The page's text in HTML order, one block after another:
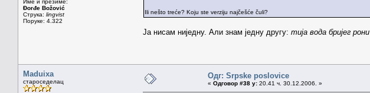
Име и презиме:
Đorđe Božović
Струка: lingvist
Поруке: 4.322
Ili nešto treće? Koju ste verziju najčešće čuli?
Ја нисам ниједну. Али знам једну другу: тија вода бријег рони
Maduixa
староседелац
Одг: Srpske poslovice
« Одговор #38 у: 20.41 ч. 30.12.2006. »